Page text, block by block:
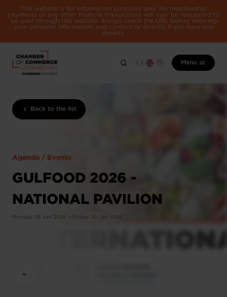
This website is for information purposes only. No membership
payments or any other financial transactions will ever be requested to
be paid through this website. Always check the URL before entering
your personal information, and contact us directly if you have any
doubts.
Menu
Back to the list
Agenda / Events
GULFOOD 2026 -
NATIONAL PAVILION
Monday 26 Jan 2026 > Friday 30 Jan 2026